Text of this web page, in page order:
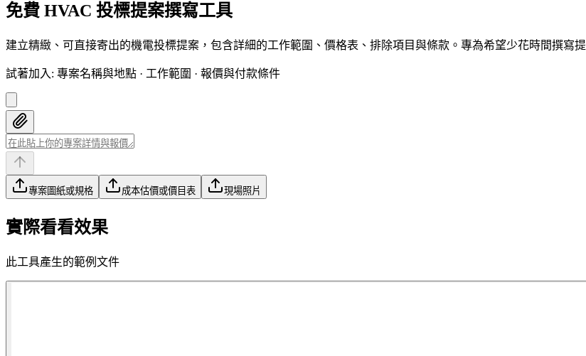
免費 HVAC 投標提案撰寫工具
建立精緻、可直接寄出的機電投標提案，包含詳細的工作範圍、價格表、排除項目與條款。專為希望少花時間撰寫
試著加入 : 專案名稱與地點 · 工作範圍 · 報價與付款條件
專案圖紙或規格 成本估價或價目表 現場照片
實際看看效果
此工具產生的範例文件